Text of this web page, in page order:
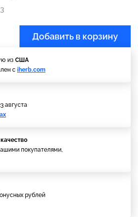
Добавить в корзину
из США
с iherb.com
августа
покупателями,
рублей